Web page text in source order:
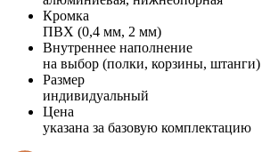
Кромка
ПВХ (0,4 мм, 2 мм)
Внутреннее наполнение
на выбор (полки, корзины, штанги)
Размер
индивидуальный
Цена
указана за базовую комплектацию